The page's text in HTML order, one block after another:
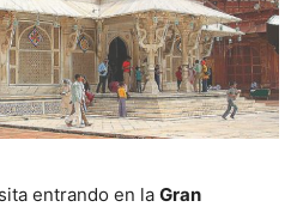
entrando en la Gran